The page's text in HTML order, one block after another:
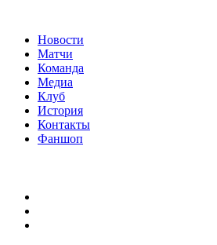
Новости
Матчи
Команда
Медиа
Клуб
История
Контакты
Фаншоп